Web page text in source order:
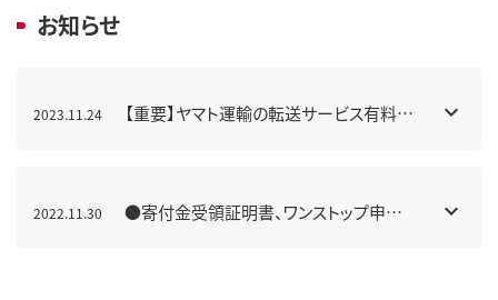
お知らせ
2023.11.24
【重要】ヤマト運輸の転送サービス有料化
2022.11.30
●寄付金受領証明書、ワンストップ申請